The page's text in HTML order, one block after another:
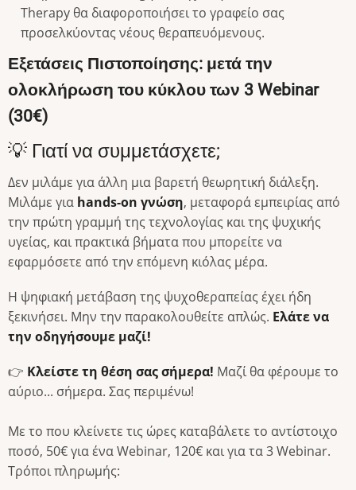
Therapy θα διαφοροποιήσει το γραφείο σας
προσελκύοντας νέους θεραπευόμενους.
Εξετάσεις Πιστοποίησης: μετά την
ολοκλήρωση του κύκλου των 3 Webinar
(30€)
💡 Γιατί να συμμετάσχετε;
Δεν μιλάμε για άλλη μια βαρετή θεωρητική διάλεξη.
Μιλάμε για hands-on γνώση, μεταφορά εμπειρίας από
την πρώτη γραμμή της τεχνολογίας και της ψυχικής
υγείας, και πρακτικά βήματα που μπορείτε να
εφαρμόσετε από την επόμενη κιόλας μέρα.
Η ψηφιακή μετάβαση της ψυχοθεραπείας έχει ήδη
ξεκινήσει. Μην την παρακολουθείτε απλώς. Ελάτε να
την οδηγήσουμε μαζί!
👉 Κλείστε τη θέση σας σήμερα! Μαζί θα φέρουμε το
αύριο... σήμερα. Σας περιμένω!
Με το που κλείνετε τις ώρες καταβάλετε το αντίστοιχο
ποσό, 50€ για ένα Webinar, 120€ και για τα 3 Webinar.
Τρόποι πληρωμής: